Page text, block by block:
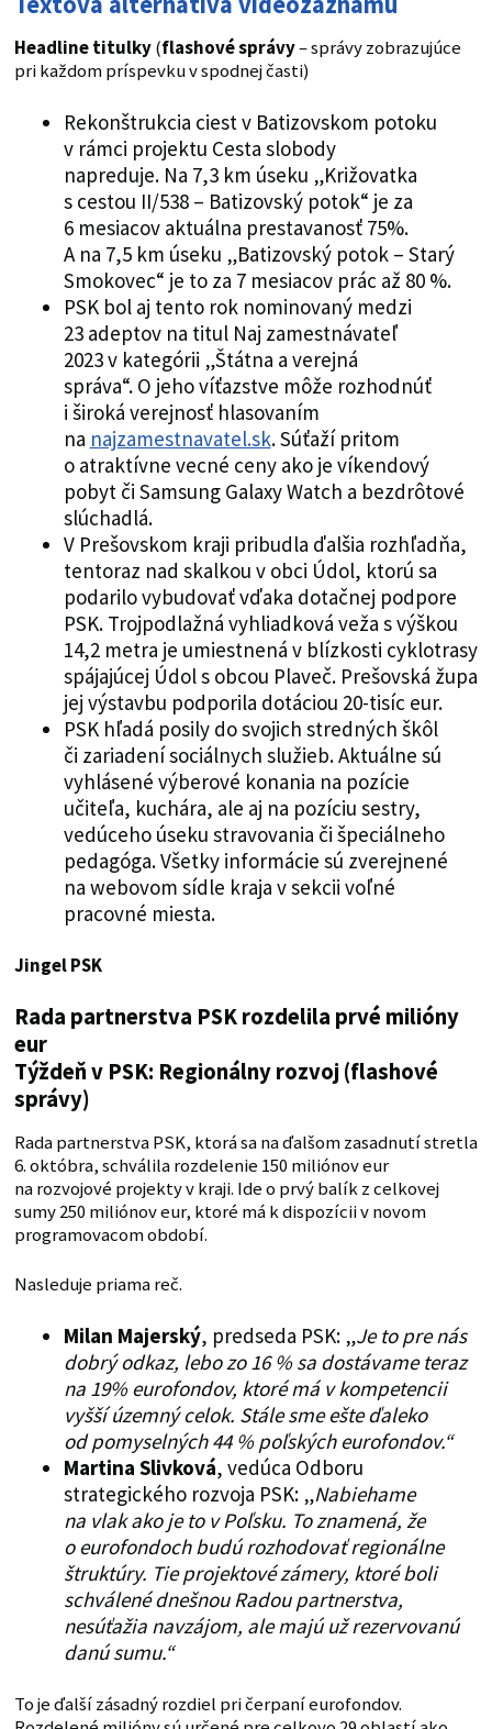
Headline titulky(flashové správy– správy zobrazujúce
pri každom príspevku v spodnej časti)
Rekonštrukcia ciest v Batizovskom potoku
v rámci projektu Cesta slobody
napreduje. Na 7,3 km úseku „Križovatka
s cestou II/538 – Batizovský potok“ je za
6 mesiacov aktuálna prestavanosť 75%.
A na 7,5 km úseku „Batizovský potok – Starý
Smokovec“ je to za 7 mesiacov prác až 80 %.
PSK bol aj tento rok nominovaný medzi
23 adeptov na titul Naj zamestnávateľ
2023 v kategórii „Štátna a verejná
správa“. O jeho víťazstve môže rozhodnúť
i široká verejnosť hlasovaním
na najzamestnavatel.sk. Súťaží pritom
o atraktívne vecné ceny ako je víkendový
pobyt či Samsung Galaxy Watch a bezdrôtové
slúchadlá.
V Prešovskom kraji pribudla ďalšia rozhľadňa,
tentoraz nad skalkou v obci Údol, ktorú sa
podarilo vybudovať vďaka dotačnej podpore
PSK. Trojpodlažná vyhliadková veža s výškou
14,2 metra je umiestnená v blízkosti cyklotrasy
spájajúcej Údol s obcou Plaveč. Prešovská župa
jej výstavbu podporila dotáciou 20-tisíc eur.
PSK hľadá posily do svojich stredných škôl
či zariadení sociálnych služieb. Aktuálne sú
vyhlásené výberové konania na pozície
učiteľa, kuchára, ale aj na pozíciu sestry,
vedúceho úseku stravovania či špeciálneho
pedagóga. Všetky informácie sú zverejnené
na webovom sídle kraja v sekcii voľné
pracovné miesta.
Jingel PSK
Rada partnerstva PSK rozdelila prvé milióny
eur
Týždeň v PSK: Regionálny rozvoj (flashové
správy)
Rada partnerstva PSK, ktorá sa na ďalšom zasadnutí stretla
6. októbra, schválila rozdelenie 150 miliónov eur
na rozvojové projekty v kraji. Ide o prvý balík z celkovej
sumy 250 miliónov eur, ktoré má k dispozícii v novom
programovacom období.
Nasleduje priama reč.
Milan Majerský, predseda PSK: „Je to pre nás
dobrý odkaz, lebo zo 16 % sa dostávame teraz
na 19% eurofondov, ktoré má v kompetencii
vyšší územný celok. Stále sme ešte ďaleko
od pomyselných 44 % poľských eurofondov.“
Martina Slivková, vedúca Odboru
strategického rozvoja PSK: „Nabiehame
na vlak ako je to v Poľsku. To znamená, že
o eurofondoch budú rozhodovať regionálne
štruktúry. Tie projektové zámery, ktoré boli
schválené dnešnou Radou partnerstva,
nesúťažia navzájom, ale majú už rezervovanú
danú sumu.“
To je ďalší zásadný rozdiel pri čerpaní eurofondov.